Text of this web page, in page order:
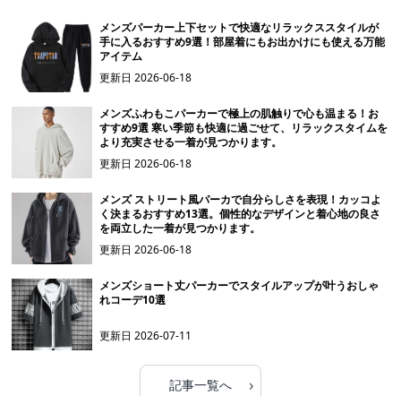
メンズパーカー上下セットで快適なリラックススタイルが
手に入るおすすめ9選！部屋着にもお出かけにも使える万能
アイテム
更新日2026-06-18
メンズふわもこパーカーで極上の肌触りで心も温まる！お
すすめ9選 寒い季節も快適に過ごせて、リラックスタイムを
より充実させる一着が見つかります。
更新日2026-06-18
メンズ ストリート風パーカで自分らしさを表現！カッコよ
く決まるおすすめ13選。個性的なデザインと着心地の良さ
を両立した一着が見つかります。
更新日2026-06-18
メンズショート丈パーカーでスタイルアップが叶うおしゃ
れコーデ10選
更新日2026-07-11
記事一覧へ ›